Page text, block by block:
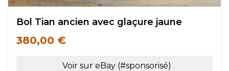
Bol Tian ancien avec glaçure jaune
380,00 €
Voir sur eBay (#sponsorisé)